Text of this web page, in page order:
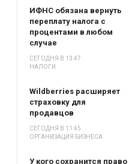
ИФНС обязана вернуть
переплату налога с
процентами в любом
случае
СЕГОДНЯ В 13:47
НАЛОГИ
Wildberries расширяет
страховку для
продавцов
СЕГОДНЯ В 11:45
ОРГАНИЗАЦИЯ БИЗНЕСА
У кого сохранится право